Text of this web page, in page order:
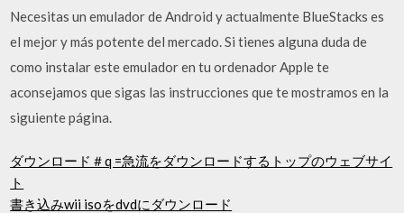
Necesitas un emulador de Android y actualmente BlueStacks es
el mejor y más potente del mercado. Si tienes alguna duda de
como instalar este emulador en tu ordenador Apple te
aconsejamos que sigas las instrucciones que te mostramos en la
siguiente página.
ダウンロード＃q =急流をダウンロードするトップのウェブサイ
ト
書き込みwii isoをdvdにダウンロード